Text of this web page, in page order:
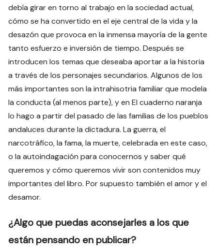
debía girar en torno al trabajo en la sociedad actual,
cómo se ha convertido en el eje central de la vida y la
desazón que provoca en la inmensa mayoría de la gente
tanto esfuerzo e inversión de tiempo. Después se
introducen los temas que deseaba aportar a la historia
a través de los personajes secundarios. Algunos de los
más importantes son la intrahisotria familiar que modela
la conducta (al menos parte), y en El cuaderno naranja
lo hago a partir del pasado de las familias de los pueblos
andaluces durante la dictadura. La guerra, el
narcotráfico, la fama, la muerte, celebrada en este caso,
o la autoindagación para conocernos y saber qué
queremos y cómo queremos vivir son contenidos muy
importantes del libro. Por supuesto también el amor y el
desamor.
¿Algo que puedas aconsejarles a los que
están pensando en publicar?